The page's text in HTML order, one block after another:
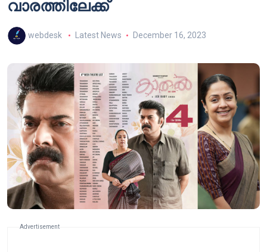
വാരത്തിലേക്ക്
webdesk Latest News December 16, 2023
Advertisement